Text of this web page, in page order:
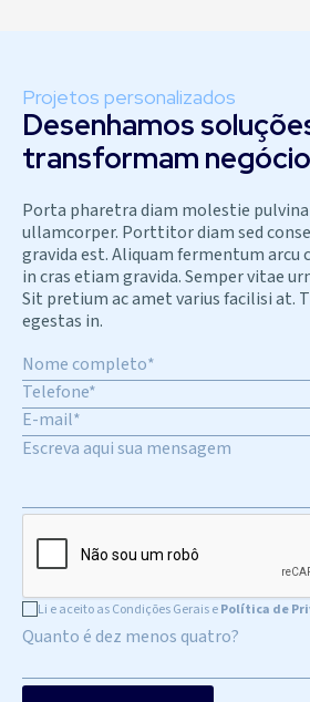
Projetos personalizados
Desenhamos
transformam
Porta pharetra diam molestie
ullamcorper. Porttitor diam sed
gravida est. Aliquam fermentum arcu
in cras etiam gravida. Semper vitae
Sit pretium ac amet varius facilisi at.
egestas in.
Li e aceito as Condições Gerais ePolítica de
Quanto é dez menos quatro?